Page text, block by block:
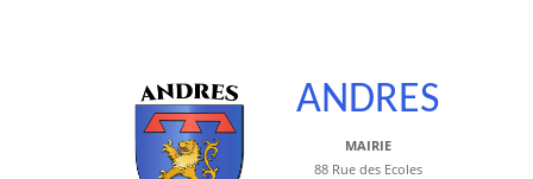
ANDRES
MAIRIE
88 Rue des Ecoles